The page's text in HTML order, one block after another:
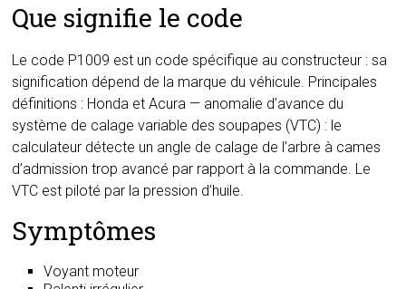
Que signifie le code
Le code P1009 est un code spécifique au constructeur : sa
signification dépend de la marque du véhicule. Principales
définitions : Honda et Acura — anomalie d’avance du
système de calage variable des soupapes (VTC) : le
calculateur détecte un angle de calage de l’arbre à cames
d’admission trop avancé par rapport à la commande. Le
VTC est piloté par la pression d’huile.
Symptômes
Voyant moteur